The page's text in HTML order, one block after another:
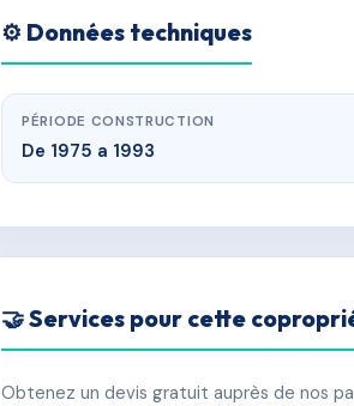
⚙️ Données techniques
PÉRIODE CONSTRUCTION
De 1975 a 1993
🤝 Services pour cette
Obtenez un devis gratuit auprès de nos